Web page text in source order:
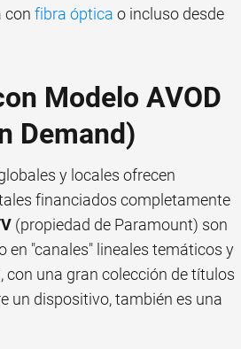
con fibra óptica o incluso desde
Modelo AVOD
Demand)
y locales ofrecen
financiados completamente
(propiedad de Paramount) son
"canales" lineales temáticos y
, con una gran colección de títulos
un dispositivo, también es una